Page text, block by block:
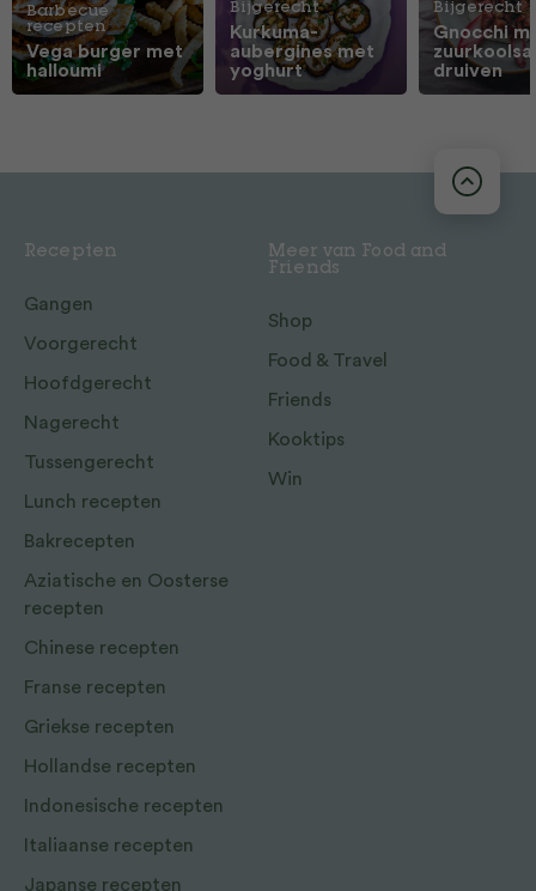
Barbecue
recepten
Vega burger met
halloumi
Bijgerecht
Kurkuma-
aubergines met
yoghurt
Bijgerecht
Gnocchi
druiven
Recepten
Gangen
Voorgerecht
Hoofdgerecht
Nagerecht
Tussengerecht
Lunch recepten
Bakrecepten
Aziatische en Oosterse
recepten
Chinese recepten
Franse recepten
Griekse recepten
Hollandse recepten
Indonesische recepten
Italiaanse recepten
Japanse recepten
Meer van Food and
Friends
Shop
Food & Travel
Friends
Kooktips
Win